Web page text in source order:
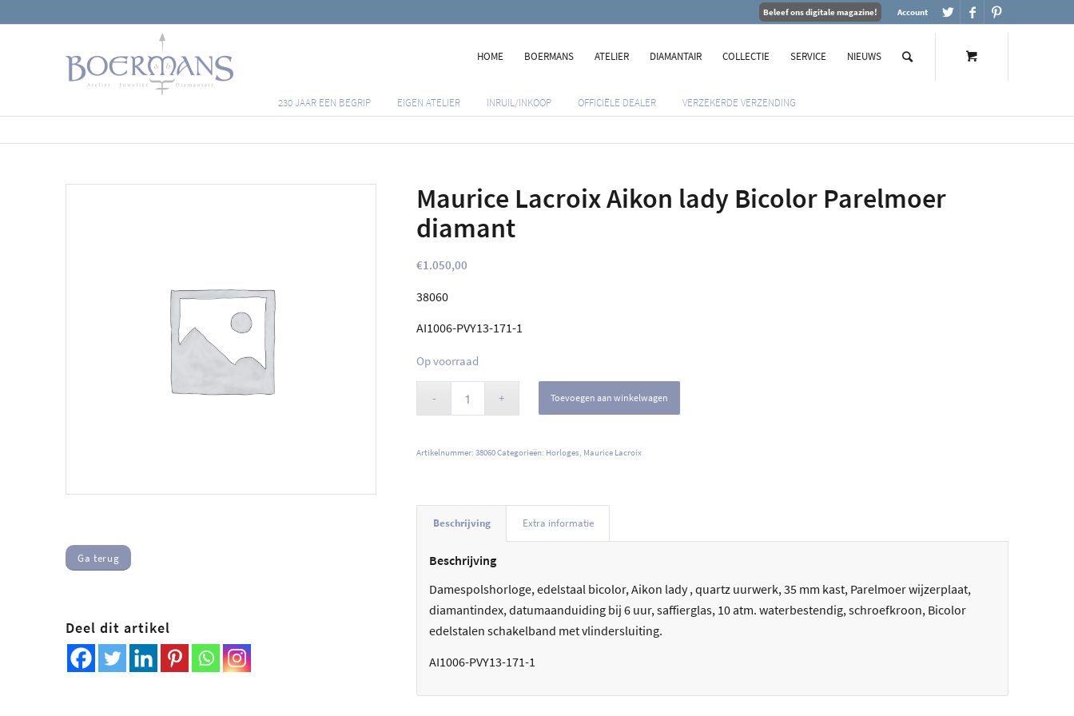
Account
Beleef ons digitale magazine!
HOME BOERMANS ATELIER DIAMANTAIR COLLECTIE SERVICE NIEUWS
230 JAAR EEN BEGRIP EIGEN ATELIER INRUIL/INKOOP OFFICIËLE DEALER VERZEKERDE VERZENDING
Ga terug
Deel dit artikel
Maurice Lacroix Aikon lady Bicolor Parelmoer
diamant
€1.050,00
38060
AI1006-PVY13-171-1
Op voorraad
Toevoegen aan winkelwagen
Artikelnummer:38060Categorieën: Horloges, Maurice Lacroix
Beschrijving Extra informatie
Beschrijving
Damespolshorloge, edelstaal bicolor, Aikon lady , quartz uurwerk, 35 mm kast, Parelmoer wijzerplaat,
diamantindex, datumaanduiding bij 6 uur, saffierglas, 10 atm. waterbestendig, schroefkroon, Bicolor
edelstalen schakelband met vlindersluiting.
AI1006-PVY13-171-1